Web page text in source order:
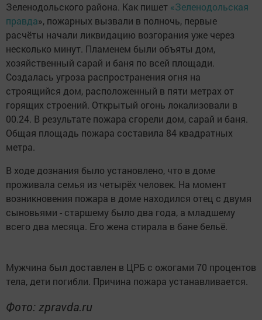
Зеленодольского района. Как пишет «Зеленодольская
правда», пожарных вызвали в полночь, первые
расчёты начали ликвидацию возгорания уже через
несколько минут. Пламенем были объяты дом,
хозяйственный сарай и баня по всей площади.
Создалась угроза распространения огня на
строящийся дом, расположенный в пяти метрах от
горящих строений. Открытый огонь локализовали в
00.24. В результате пожара сгорели дом, сарай и баня.
Общая площадь пожара составила 84 квадратных
метра.
В ходе дознания было установлено, что в доме
проживала семья из четырёх человек. На момент
возникновения пожара в доме находился отец с двумя
сыновьями - старшему было два года, а младшему
всего два месяца. Его жена стирала в бане бельё.
Мужчина был доставлен в ЦРБ с ожогами 70 процентов
тела, дети погибли. Причина пожара устанавливается.
Фото: zpravda.ru